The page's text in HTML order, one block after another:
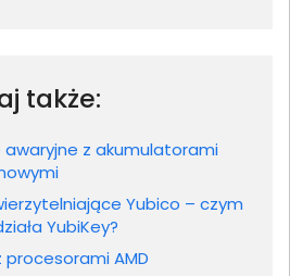
także:
awaryjne z akumulatorami
Yubico – czym
YubiKey?
procesorami AMD